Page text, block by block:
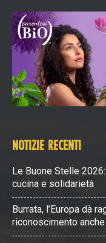
NOTIZIE RECENTI
Le Buone Stelle
cucina e solidarietà
Burrata, l’Europa dà
riconoscimento